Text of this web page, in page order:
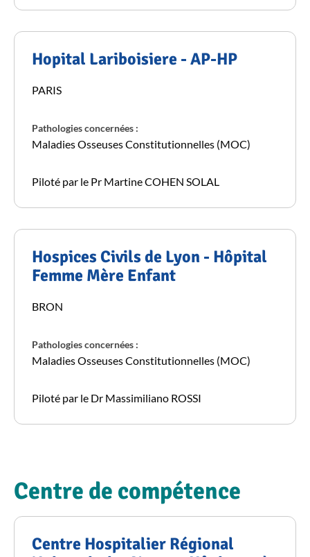
Hopital Lariboisiere - AP-HP
PARIS
Pathologies concernées :
Maladies Osseuses Constitutionnelles (MOC)
Piloté par le Pr Martine COHEN SOLAL
Hospices Civils de Lyon - Hôpital
Femme Mère Enfant
BRON
Pathologies concernées :
Maladies Osseuses Constitutionnelles (MOC)
Piloté par le Dr Massimiliano ROSSI
Centre de compétence
Centre Hospitalier Régional